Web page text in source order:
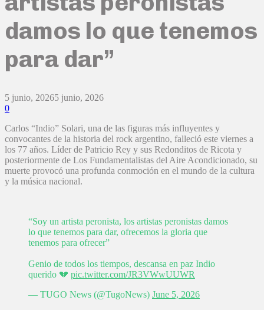
damos lo que tenemos
para dar”
5 junio, 20265 junio, 2026
0
Carlos “Indio” Solari, una de las figuras más influyentes y
convocantes de la historia del rock argentino, falleció este viernes a
los 77 años. Líder de Patricio Rey y sus Redonditos de Ricota y
posteriormente de Los Fundamentalistas del Aire Acondicionado, su
muerte provocó una profunda conmoción en el mundo de la cultura
y la música nacional.
“Soy un artista peronista, los artistas peronistas damos
lo que tenemos para dar, ofrecemos la gloria que
tenemos para ofrecer”
Genio de todos los tiempos, descansa en paz Indio
querido 💔 pic.twitter.com/JR3VWwUUWR
— TUGO News (@TugoNews) June 5, 2026